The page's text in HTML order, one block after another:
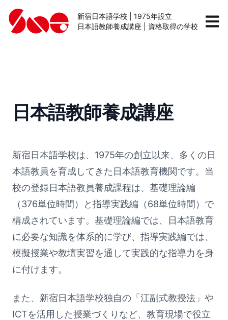
新宿日本語学校 | 1975年設立
日本語教師養成講座 | 資格取得の学校
日本語教師養成講座
新宿日本語学校は、1975年の創立以来、多くの日
本語教員を育成してきた日本語教育機関です。当
校の登録日本語教員養成課程は、基礎理論編
（376単位時間）と指導実践編（68単位時間）で
構成されています。基礎理論編では、日本語教育
に必要な知識を体系的に学び、指導実践編では、
模擬授業や教壇実習を通して実践的な指導力を身
に付けます。
また、新宿日本語学校独自の「江副式教授法」や
ICTを活用した授業づくりなど、教育現場で役立